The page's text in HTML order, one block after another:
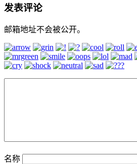
发表评论
邮箱地址不会被公开。
名称